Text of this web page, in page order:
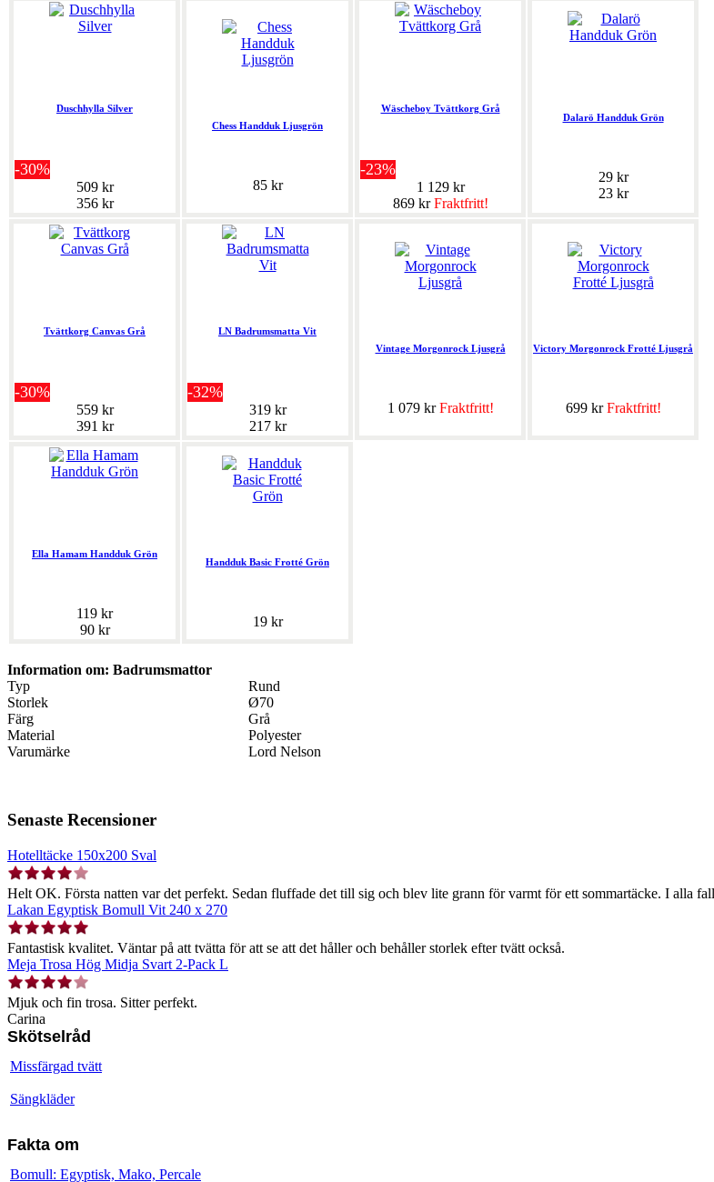
Duschhylla Silver
-30%
509 kr
356 kr
Chess Handduk Ljusgrön
85 kr
Wäscheboy Tvättkorg Grå
-23%
1 129 kr
869 krFraktfritt!
Dalarö Handduk Grön
29 kr
23 kr
Tvättkorg Canvas Grå
-30%
559 kr
391 kr
LN Badrumsmatta Vit
-32%
319 kr
217 kr
Vintage Morgonrock Ljusgrå
1 079 krFraktfritt!
Victory Morgonrock Frotté Ljusgrå
699 krFraktfritt!
Ella Hamam Handduk Grön
119 kr
90 kr
Handduk Basic Frotté Grön
19 kr
Information om: Badrumsmattor
Typ
Rund
Storlek
Ø70
Färg
Grå
Material
Polyester
Varumärke
Lord Nelson
Senaste Recensioner
Hotelltäcke 150x200 Sval
Helt OK. Första natten var det perfekt. Sedan fluffade det till sig och blev lite grann för varmt för ett sommartäcke. I alla
Lakan Egyptisk Bomull Vit 240 x 270
Fantastisk kvalitet. Väntar på att tvätta för att se att det håller och behåller storlek efter tvätt också.
Meja Trosa Hög Midja Svart 2-Pack L
Mjuk och fin trosa. Sitter perfekt.
Carina
Skötselråd
Missfärgad tvätt
Sängkläder
Fakta om
Bomull: Egyptisk, Mako, Percale